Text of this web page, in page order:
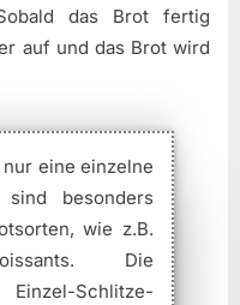
das Brot fertig
auf und das Brot wird
eine einzelne
besonders
wie z.B.
Die
Schlitze-